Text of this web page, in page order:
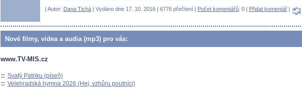
| Autor: Dana Tichá | Vydáno dne 17. 10. 2016 | 6776 přečtení | Počet komentářů: 0 | Přidat komentář |
Nové filmy, videa a audia (mp3) pro vás:
www.TV-MIS.cz
:: Svatý Patriku (píseň)
:: Velehradská hymna 2026 (Hej, vzhůru poutníci)